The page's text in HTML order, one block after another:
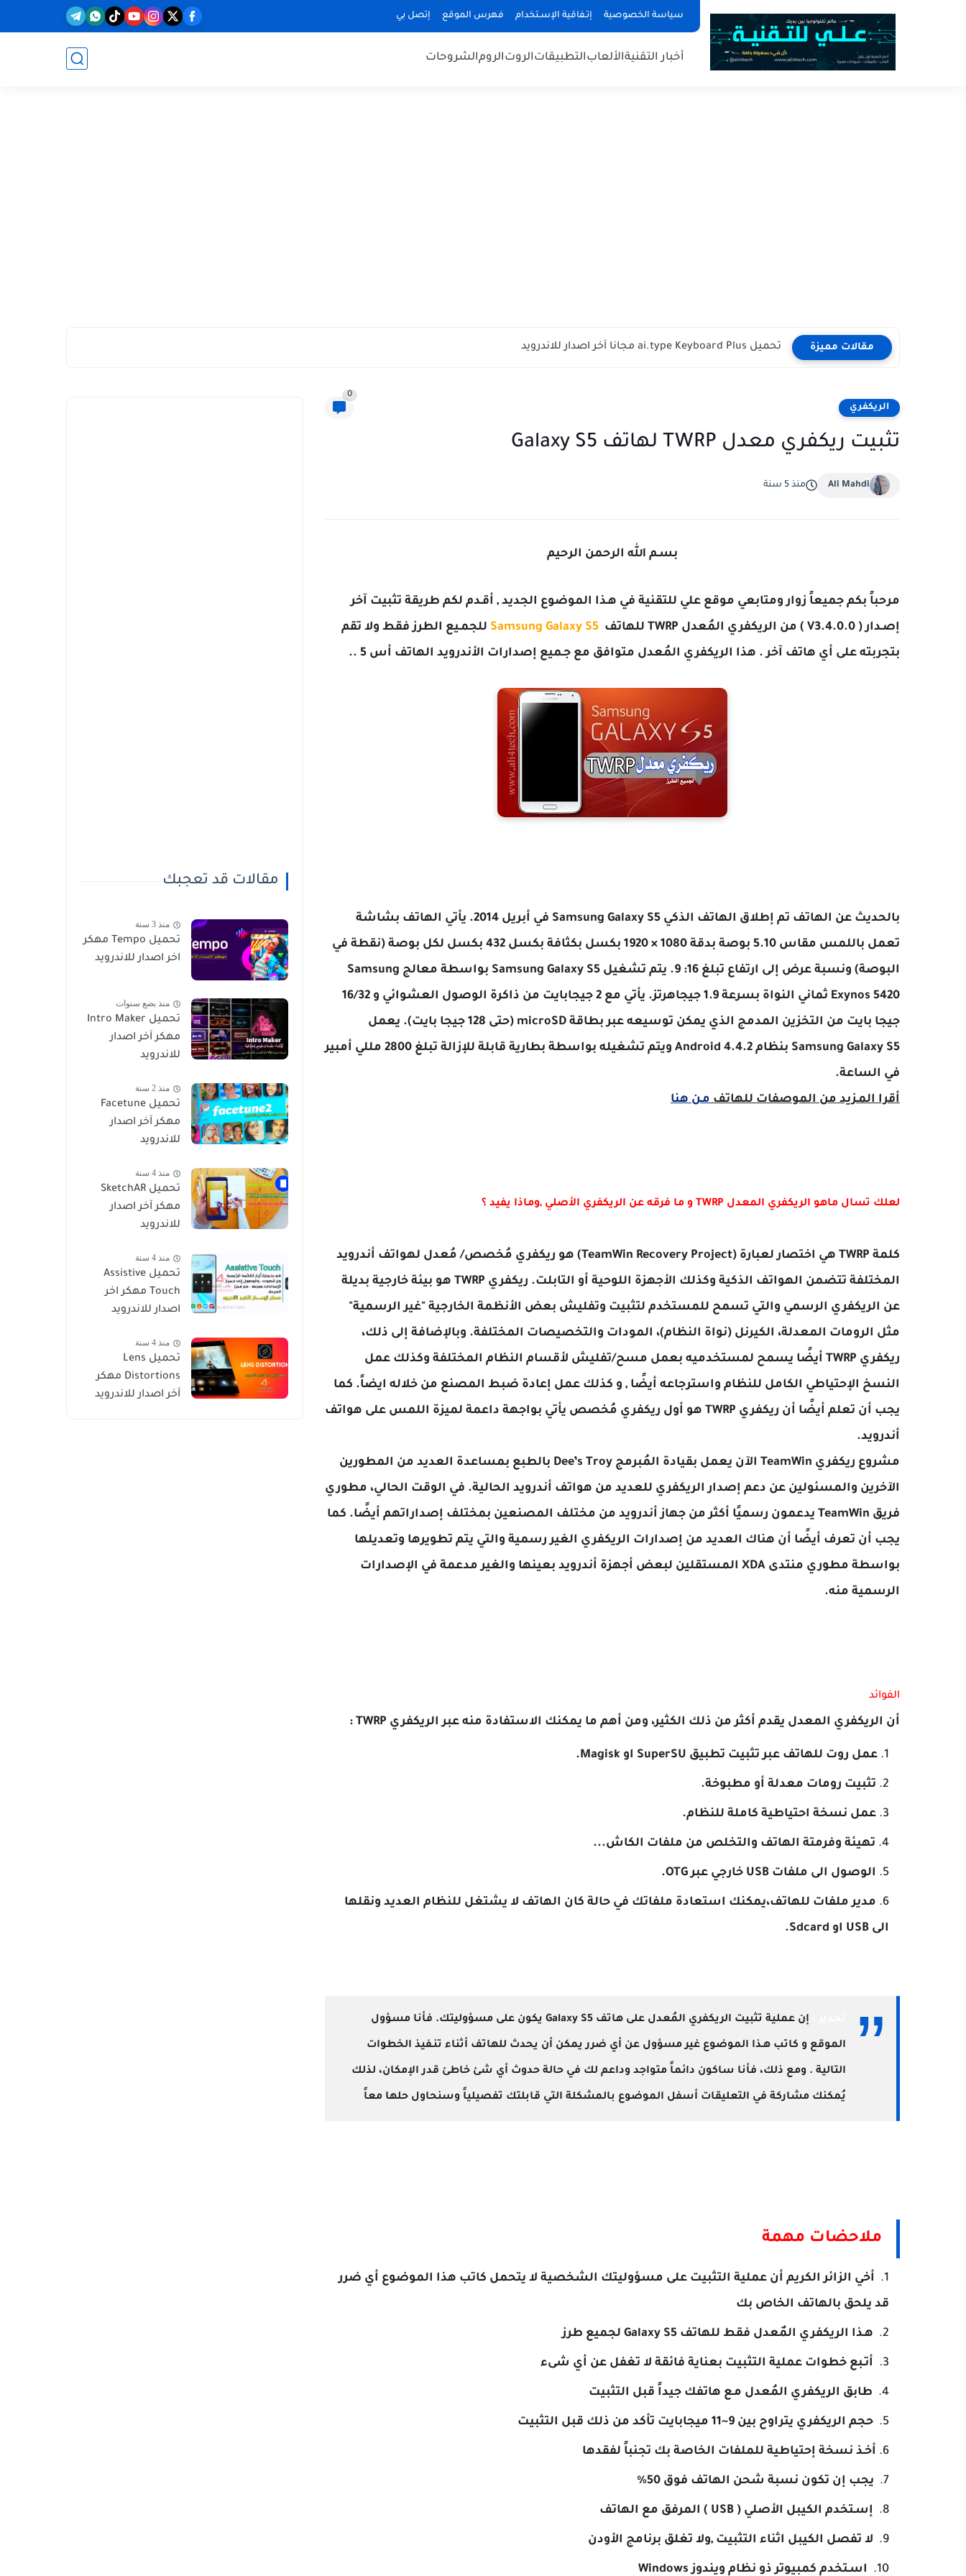
سياسة الخصوصية إتـفاقية الإسـتخدام فهرس الموقع إتصل بي
أخبار التقنيةالألعابالتطبيقاتالروتالرومالشروحات
مقالات مميزة تحميل ai.type Keyboard Plus مجانا آخر اصدار للاندرويد
الريكفري
0
تثبيت ريكفري معدل TWRP لهاتف Galaxy S5
Ali Mahdi منذ 5 سنة
بسـم الله الرحمن الرحيم
مرحباً بكم جميعاً زوار ومتابعي موقع علي للتقنية في هـذا الموضوع الجديد , أقـدم لكم طريقة تثبيت آخر
إصـدار ( V3.4.0.0 ) من الريكفري المُعدل
TWRP للهاتف للجمـيع الطرزفقط ولا تقم
بتجربته على أي هاتف آخر . هذا الريكفري المُعدل متوافق مع جـميع إصدارات الأندرويد الهاتف أس 5 ..
بالحديث عن الهاتف
تم إطلاق الهاتف الذكي Samsung Galaxy S5 في أبريل 2014. يأتي الهاتف بشاشة
تعمل باللمس مقاس 5.10 بوصة بدقة 1080 × 1920 بكسل بكثافة بكسل 432 بكسل لكل بوصة (نقطة في
البوصة) ونسبة عرض إلى ارتفاع تبلغ 16: 9. يتم تشغيل Samsung Galaxy S5 بواسطة معالج Samsung
Exynos 5420 ثماني النواة بسرعة 1.9 جيجاهرتز. يأتي مع 2 جيجابايت من ذاكرة الوصول العشوائي و 16/32
جيجا بايت من التخزين المدمج الذي يمكن توسيعه عبر بطاقة microSD (حتى 128 جيجا بايت). يعمل
Samsung Galaxy S5 بنظام Android 4.4.2 ويتم تشغيله بواسطة بطارية قابلة للإزالة تبلغ 2800 مللي أمبير
في الساعة.
أقرا المـزيد من الموصفات للهاتفمـن هنا
لعلك تسال ماهو الريكفري المعدل TWRP و ما فرقه عن الريكفري الأصلي ,وماذا يفيد ؟
كلمة TWRP هي اختصار لعبارة (TeamWin Recovery Project) هو ريكفري مُخصص/ مُعدل لهواتف أندرويد
المختلفة تتضمن الهواتف الذكية وكذلك الأجهزة اللوحية أو التابلت. ريكفري TWRP هو بيئة خارجية بديلة
عن الريكفري الرسمي والتي تسمح للمستخدم لتثبيت وتفليش بعض الأنظمة الخارجية "غير الرسمية"
مثل الرومات المعدلة، الكيرنل (نواة النظام)، المودات والتخصيصات المختلفة. وبالإضافة إلى ذلك،
ريكفري TWRP أيضًا يسمح لمستخدميه بعمل مسح/تفليش لأقسام النظام المختلفة وكذلك عمل
النسخ الإحتياطي الكامل للنظام واسترجاعه أيضًا , و كذلك عمل إعادة ضبط المصنع من خلاله ايضاً. كما
يجب أن تعلم أيضًا أن ريكفري TWRP هو أول ريكفري مُخصص يأتي بواجهة داعمة لميزة اللمس على هواتف
أندرويد.
مشروع ريكفري TeamWin الآن يعمل بقيادة المُبرمج Dee’s Troy بالطبع بمساعدة العديد من المطورين
الآخرين والمسئولين عن دعم إصدار الريكفري للعديد من هواتف أندرويد الحالية. في الوقت الحالي، مطوري
فريق TeamWin يدعمون رسميًا أكثر من جهاز أندرويد من مختلف المصنعين بمختلف إصداراتهم أيضًا. كما
يجب أن تعرف أيضًا أن هناك العديد من إصدارات الريكفري الغير رسمية والتي يتم تطويرها وتعديلها
بواسطة مطوري منتدى XDA المستقلين لبعض أجهزة أندرويد بعينها والغير مدعمة في الإصدارات
الرسمية منه.
الفوائد
أن الريكفري المعدل يقدم أكثر من ذلك الكثير، ومن أهم ما يمكنك الاستفادة منه عبر الريكفري TWRP :
عمل روت للهاتف عبر تثبيت تطبيق SuperSU او Magisk.
تثبيت رومات معدلة أو مطبوخة.
عمل نسخة احتياطية كاملة للنظام.
تهيئة وفرمتة الهاتف والتخلص من ملفات الكاش...
الوصول الى ملفات USB خارجي عبر OTG.
مدير ملفات للهاتف،يمكنك استعادة ملفاتك في حالة كان الهاتف لا يشتغل للنظام العديد ونقلها
الى USB او Sdcard.
إن عملية تثبيت الريكفري المُعدل على هاتف Galaxy S5 يكون على مسؤوليتك. فأنا مسؤول
الموقع و كاتب هـذا الموضوع غير مسؤول عن أي ضرر يمكن أن يحدث للهاتف أثناء تنـفيذ الخطوات
التالية . ومع ذلك، فأنا ساكون دائماً متواجد وداعم لك في حالة حدوث أي شئ خاطئ قدر الإمكان، لذلك
يُمكنك مشاركة في التعليقات أسفل الموضوع بالمشكلة التي قابلتك تفصيلياً وسنحاول حلها معاً
ملاحضات مهمة
أخي الزائر الكريم أن عملية التثبيت على مسؤوليتك الشخصية لا يتحمل كاتب هذا الموضوع أي ضرر
قد يلحق بالهاتف الخاص بك
هـذا الريكفري المٌعدل فقط للهاتف Galaxy S5 لجميع طرز
أتـبع خطوات عملية التثبيت بعناية فائقة لا تغفل عن أي شىء
طابق الريكفري المُعدل مـع هاتفك جيداً قبل التثبيت
حجم الريكفري يتراوح بين 9~11 ميجابايت تأكد من ذلك قبل التثبيت
أخـذ نسخة إحتياطية للملفات الخاصة بك تجنباً لفقدها
يجب إن تكون نسبة شحن الهاتف فوق 50%
إسـتخدم الكيبل الأصلي ( USB ) المرفق مع الهاتف
لا تفصل الكيبل اثناء التثبيت ,ولا تغلق برنامج الأودن
اسـتخدم كمبيوتر ذو نظام ويندوز Windows
مقالات قد تعجبك
منذ 3 سنة
تحميل Tempo مهكر
اخر اصدار للاندرويد
منذ بضع سنوات
تحميل Intro Maker
مهكر آخر اصدار
للاندرويد
منذ 2 سنة
تحميل Facetune
مهكر آخر اصدار
للاندرويد
منذ 4 سنة
تحميل SketchAR
مهكر آخر اصدار
للاندرويد
منذ 4 سنة
تحميل Assistive
Touch‏ مهكر اخر
اصدار للاندرويد
منذ 4 سنة
تحميل Lens
Distortions مهكر
آخر اصدار للاندرويد